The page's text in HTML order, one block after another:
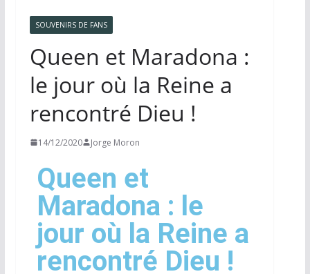
SOUVENIRS DE FANS
Queen et Maradona :
le jour où la Reine a
rencontré Dieu !
14/12/2020 Jorge Moron
Queen et
Maradona : le
jour où la Reine a
rencontré Dieu !